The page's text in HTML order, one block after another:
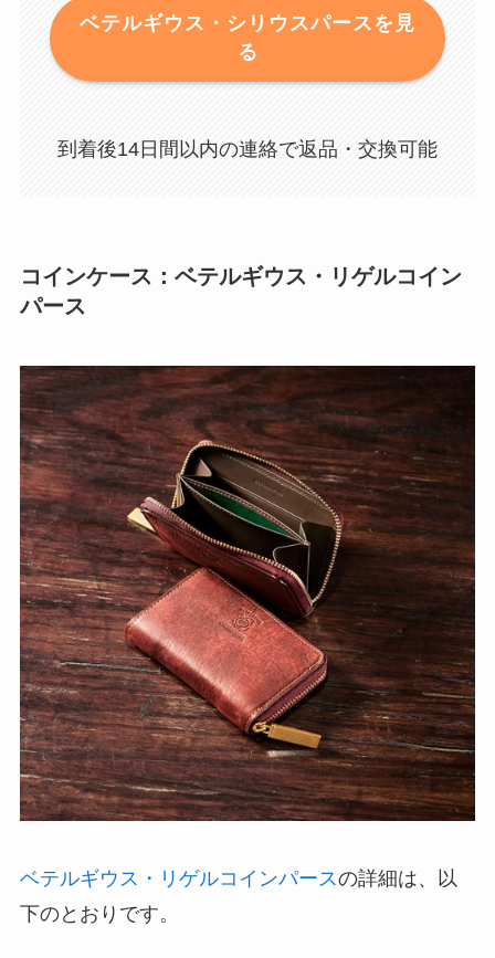
ベテルギウス・シリウスパースを見
る
到着後14日間以内の連絡で返品・交換可能
コインケース：ベテルギウス・リゲルコイン
パース
ベテルギウス・リゲルコインパースの詳細は、以
下のとおりです。